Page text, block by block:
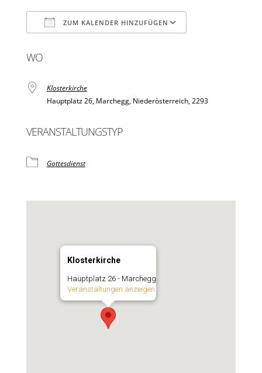
ZUM KALENDER HINZUFÜGEN
WO
Klosterkirche
Hauptplatz 26, Marchegg, Niederösterreich, 2293
VERANSTALTUNGSTYP
Gottesdienst
Klosterkirche
Hauptplatz 26 - Marchegg
Veranstaltungen anzeigen